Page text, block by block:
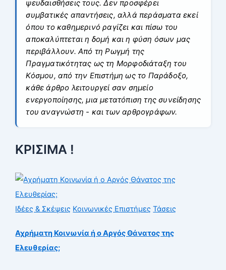
ψευδαισθήσεις τους. Δεν προσφέρει
συμβατικές απαντήσεις, αλλά περάσματα εκεί
όπου το καθημερινό ραγίζει και πίσω του
αποκαλύπτεται η δομή και η φύση όσων μας
περιβάλλουν. Από τη Ρωγμή της
Πραγματικότητας ως τη Μορφοδιάταξη του
Κόσμου, από την Επιστήμη ως το Παράδοξο,
κάθε άρθρο λειτουργεί σαν σημείο
ενεργοποίησης, μια μετατόπιση της συνείδησης
του αναγνώστη - και των αρθρογράφων.
ΚΡΙΣΙΜΑ !
Ιδέες & Σκέψεις Κοινωνικές Επιστήμες Τάσεις
Αχρήματη Κοινωνία ή o Αργός Θάνατος της
Ελευθερίας;